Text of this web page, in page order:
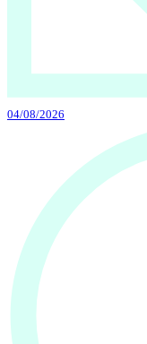
04/08/2026